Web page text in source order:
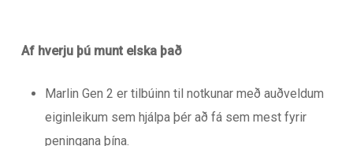
Af hverju þú munt elska það
Marlin Gen 2 er tilbúinn til notkunar með auðveldum
eiginleikum sem hjálpa þér að fá sem mest fyrir
peningana þína.